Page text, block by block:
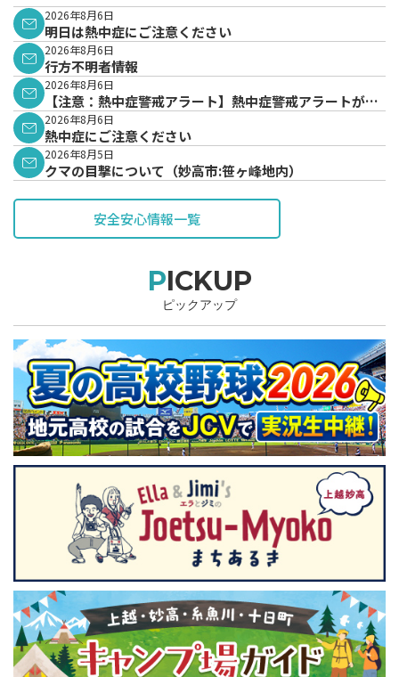
2026年8月6日
明日は熱中症にご注意ください
2026年8月6日
行方不明者情報
2026年8月6日
【注意：熱中症警戒アラート】熱中症警戒アラートが発
表されています。
2026年8月6日
熱中症にご注意ください
2026年8月5日
クマの目撃について（妙高市:笹ヶ峰地内）
安全安心情報一覧
PICKUP
ピックアップ